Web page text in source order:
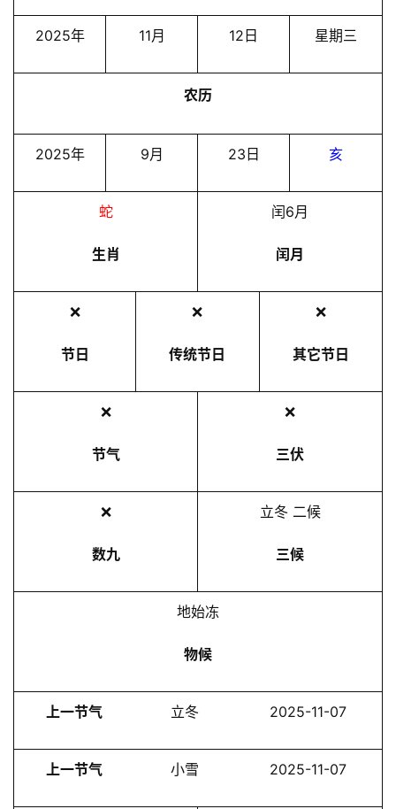
2025年 11月 12日 星期三
农历
2025年 9月 23日 亥
蛇
生肖
闰6月
闰月
❌
节日
❌
传统节日
❌
其它节日
❌
节气
❌
三伏
❌
数九
立冬 二候
三候
地始冻
物候
上一节气 立冬 2025-11-07
上一节气 小雪 2025-11-07